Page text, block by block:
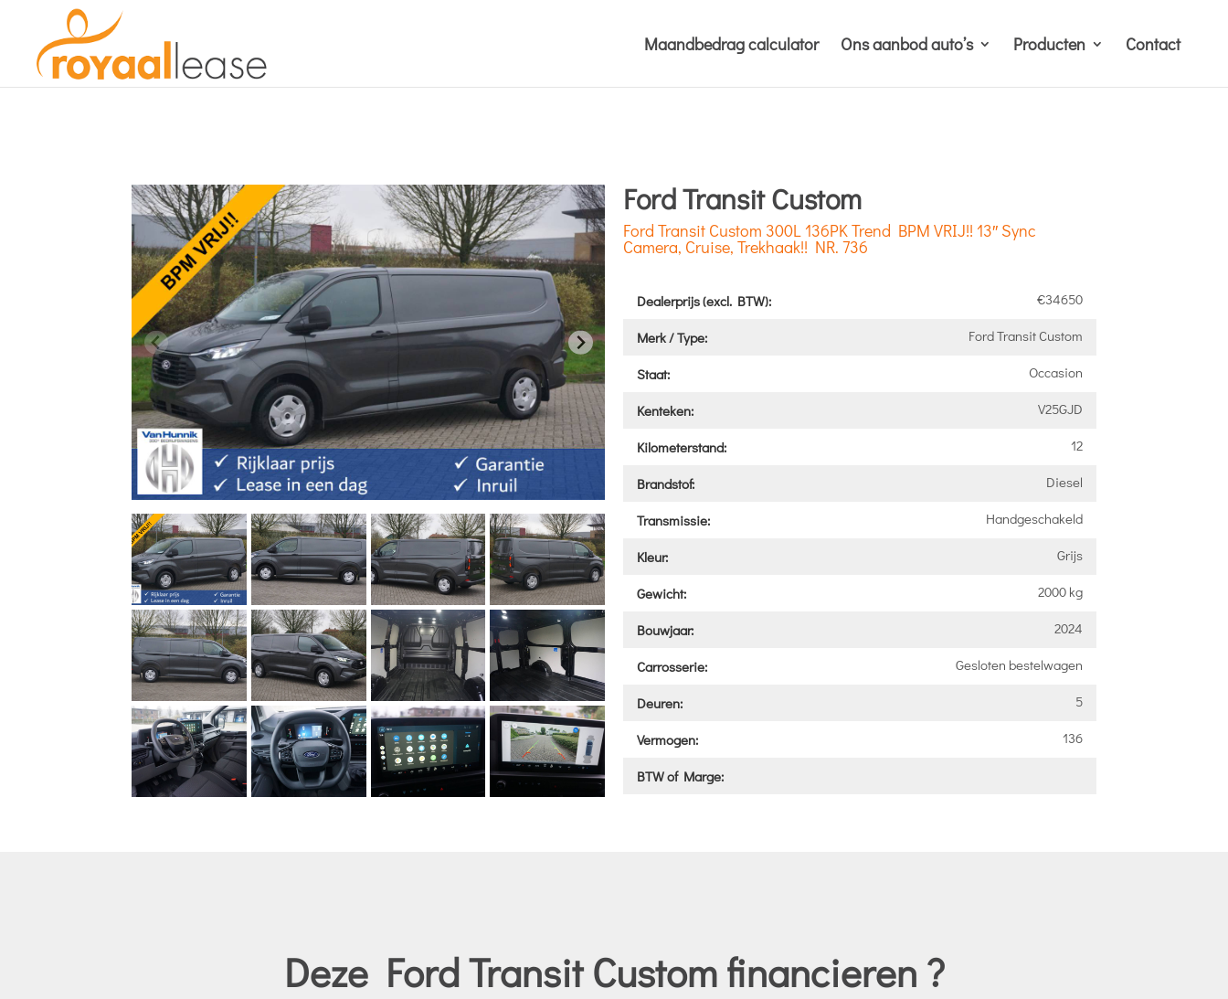
Maandbedrag calculator Ons aanbod auto’s Producten Contact
Ford Transit Custom
Ford Transit Custom 300L 136PK Trend BPM VRIJ!! 13″ Sync
Camera, Cruise, Trekhaak!! NR. 736
Dealerprijs (excl. BTW): €34650
Merk / Type: Ford Transit Custom
Staat: Occasion
Kenteken: V25GJD
Kilometerstand: 12
Brandstof: Diesel
Transmissie: Handgeschakeld
Kleur: Grijs
Gewicht: 2000 kg
Bouwjaar: 2024
Carrosserie: Gesloten bestelwagen
Deuren: 5
Vermogen: 136
BTW of Marge:
Deze Ford Transit Custom financieren ?